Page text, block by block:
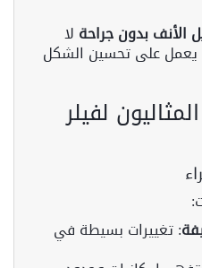
الأنف بدون جراحة لا
يعمل على تحسين الشكل
لفيلر
: تغييرات بسيطة في